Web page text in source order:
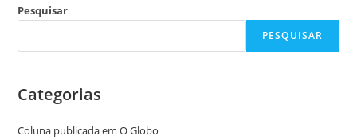
Pesquisar
PESQUISAR
Categorias
Coluna publicada em O Globo